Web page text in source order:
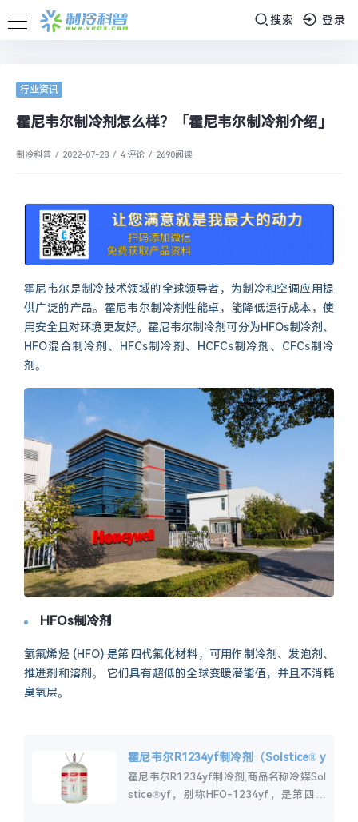
搜索 登录
行业资讯
霍尼韦尔制冷剂怎么样？「霍尼韦尔制冷剂介绍」
制冷科普 / 2022-07-28 / 4 评论 / 2690阅读
霍尼韦尔是制冷技术领域的全球领导者，为制冷和空调应用提
供广泛的产品。霍尼韦尔制冷剂性能卓，能降低运行成本，使
用安全且对环境更友好。霍尼韦尔制冷剂可分为HFOs制冷剂、
HFO混合制冷剂、HFCs制冷剂、HCFCs制冷剂、CFCs制冷
剂。
HFOs制冷剂
氢氟烯烃 (HFO) 是第四代氟化材料，可用作制冷剂、发泡剂、
推进剂和溶剂。 它们具有超低的全球变暖潜能值，并且不消耗
臭氧层。
霍尼韦尔R1234yf制冷剂（Solstice® y
f）
霍尼韦尔R1234yf制冷剂,商品名称冷媒Sol
stice®yf，别称HFO-1234yf，是第四代